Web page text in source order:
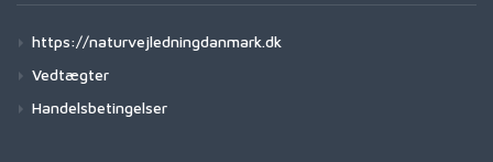
https://naturvejledningdanmark.dk
Vedtægter
Handelsbetingelser